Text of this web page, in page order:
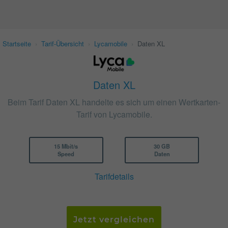
Startseite Tarif-Übersicht Lycamobile Daten XL
Daten XL
Beim Tarif Daten XL handelte es sich um einen Wertkarten-
Tarif von Lycamobile.
15 Mbit/s
Speed
30 GB
Daten
Tarifdetails
Jetzt vergleichen